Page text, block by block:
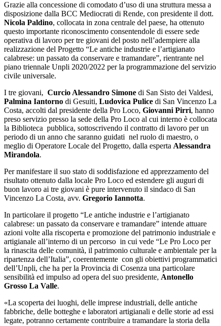
Grazie alla concessione di comodato d’uso di una struttura messa a
disposizione dalla BCC Mediocrati di Rende, con presidente il dott.
Nicola Paldino, collocata in zona centrale del paese, ha ottenuto
questo importante riconoscimento consentendole di essere sede
operativa di lavoro per tre giovani del posto nell’adempiere alla
realizzazione del Progetto “Le antiche industrie e l’artigianato
calabrese: un passato da conservare e tramandare”, rientrante nel
piano triennale Unpli 2020/2022 per la programmazione del servizio
civile universale.
I tre giovani, Curcio Alessandro Simone di San Sisto dei Valdesi,
Palmina Iantorno di Gesuiti, Ludovica Pulice di San Vincenzo La
Costa, accolti dal presidente della Pro Loco, Giovanni Pirri, hanno
preso servizio presso la sede della Pro Loco al cui interno è collocata
la Biblioteca pubblica, sottoscrivendo il contratto di lavoro per un
periodo di un anno che saranno guidati nel ruolo di maestro, o
meglio di Operatore Locale del Progetto, dalla esperta Alessandra
Mirandola.
Per manifestare il suo stato di soddisfazione ed apprezzamento del
risultato ottenuto dalla locale Pro Loco ed estendere gli auguri di
buon lavoro ai tre giovani è pure intervenuto il sindaco di San
Vincenzo La Costa, avv. Gregorio Iannotta.
In particolare il progetto “Le antiche industrie e l’artigianato
calabrese: un passato da conservare e tramandare” intende attuare
azioni volte alla riscoperta e promozione del patrimonio industriale e
artigianale all’interno di un percorso in cui vede “Le Pro Loco per
la rinascita delle comunità, il patrimonio culturale e ambientale per la
ripartenza dell’Italia”, coerentemente con gli obiettivi programmatici
dell’Unpli, che ha per la Provincia di Cosenza una particolare
sensibilità ed impulso ad opera del suo presidente, Antonello
Grosso La Valle.
«La scoperta dei luoghi, delle imprese industriali, delle antiche
fabbriche, delle botteghe e laboratori artigianali e delle storie ad essi
legate, potranno certamente contribuire a tramandare la storia della